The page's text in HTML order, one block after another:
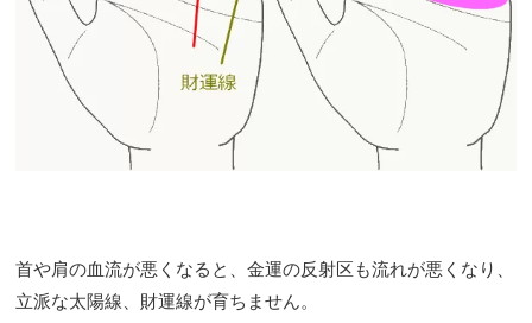
首や肩の血流が悪くなると、金運の反射区も流れが悪くなり、
立派な太陽線、財運線が育ちません。